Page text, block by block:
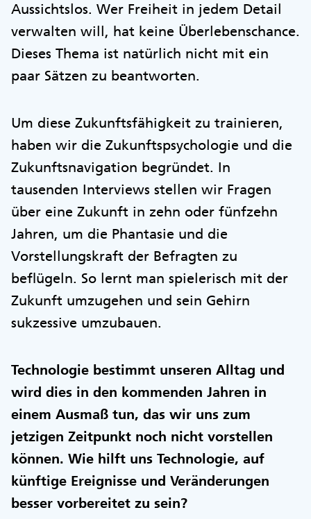
Aussichtslos. Wer Freiheit in jedem Detail
verwalten will, hat keine Überlebenschance.
Dieses Thema ist natürlich nicht mit ein
paar Sätzen zu beantworten.
Um diese Zukunftsfähigkeit zu trainieren,
haben wir die Zukunftspsychologie und die
Zukunftsnavigation begründet. In
tausenden Interviews stellen wir Fragen
über eine Zukunft in zehn oder fünfzehn
Jahren, um die Phantasie und die
Vorstellungskraft der Befragten zu
beflügeln. So lernt man spielerisch mit der
Zukunft umzugehen und sein Gehirn
sukzessive umzubauen.
Technologie bestimmt unseren Alltag und
wird dies in den kommenden Jahren in
einem Ausmaß tun, das wir uns zum
jetzigen Zeitpunkt noch nicht vorstellen
können. Wie hilft uns Technologie, auf
künftige Ereignisse und Veränderungen
besser vorbereitet zu sein?